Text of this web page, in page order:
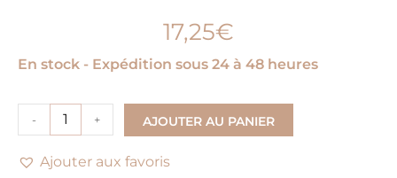
17,25€
En stock - Expédition sous 24 à 48 heures
- + AJOUTER AU PANIER
Ajouter aux favoris